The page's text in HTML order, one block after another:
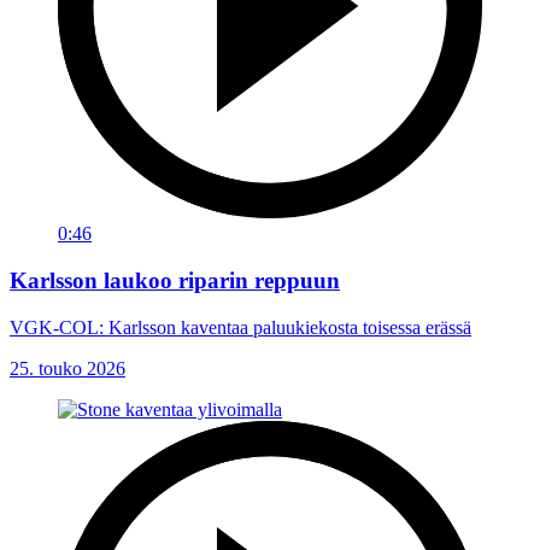
0:46
Karlsson laukoo riparin reppuun
VGK-COL: Karlsson kaventaa paluukiekosta toisessa erässä
25. touko 2026